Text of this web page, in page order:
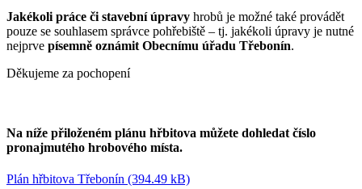
Jakékoli práce či stavební úpravy hrobů je možné také provádět
pouze se souhlasem správce pohřebiště – tj. jakékoli úpravy je nutné
nejprve písemně oznámit Obecnímu úřadu Třebonín.
Děkujeme za pochopení
Na níže přiloženém plánu hřbitova můžete dohledat číslo
pronajmutého hrobového místa.
Plán hřbitova Třebonín (394.49 kB)